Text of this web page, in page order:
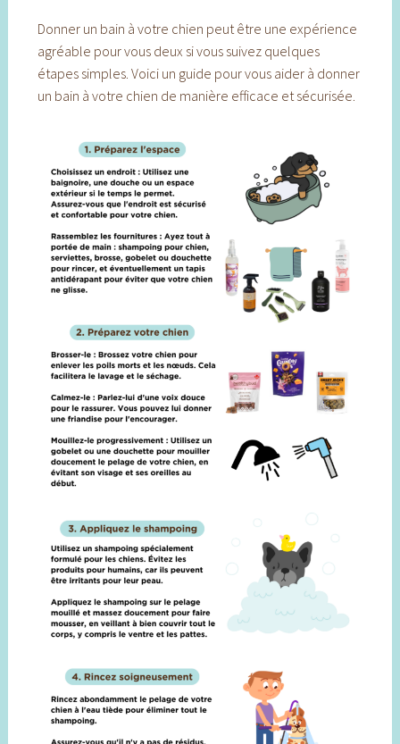
Donner un bain à votre chien peut être une expérience
agréable pour vous deux si vous suivez quelques
étapes simples. Voici un guide pour vous aider à donner
un bain à votre chien de manière efficace et sécurisée.